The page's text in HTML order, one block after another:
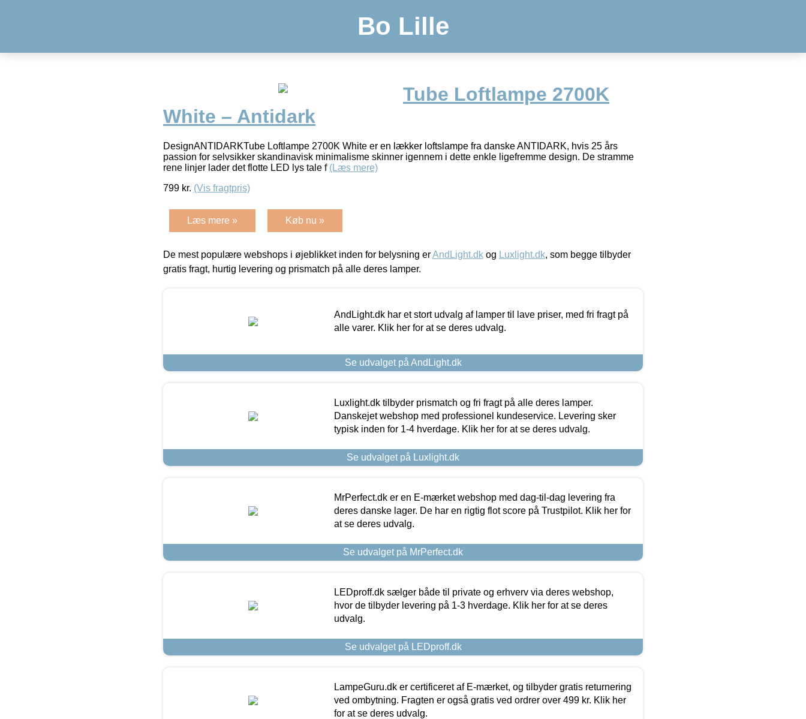
Bo Lille
Tube Loftlampe 2700K
White – Antidark
DesignANTIDARKTube Loftlampe 2700K White er en lækker loftslampe fra danske ANTIDARK, hvis 25 års
passion for selvsikker skandinavisk minimalisme skinner igennem i dette enkle ligefremme design. De stramme
rene linjer lader det flotte LED lys tale f (Læs mere)
799 kr. (Vis fragtpris)
Læs mere » Køb nu »
De mest populære webshops i øjeblikket inden for belysning erAndLight.dk og Luxlight.dk, som begge tilbyder
gratis fragt, hurtig levering og prismatch på alle deres lamper.
AndLight.dk har et stort udvalg af lamper til lave priser, med fri fragt på
alle varer. Klik her for at se deres udvalg.
Se udvalget på AndLight.dk
Luxlight.dk tilbyder prismatch og fri fragt på alle deres lamper.
Danskejet webshop med professionel kundeservice. Levering sker
typisk inden for 1-4 hverdage. Klik her for at se deres udvalg.
Se udvalget på Luxlight.dk
MrPerfect.dk er en E-mærket webshop med dag-til-dag levering fra
deres danske lager. De har en rigtig flot score på Trustpilot. Klik her for
at se deres udvalg.
Se udvalget på MrPerfect.dk
LEDproff.dk sælger både til private og erhverv via deres webshop,
hvor de tilbyder levering på 1-3 hverdage. Klik her for at se deres
udvalg.
Se udvalget på LEDproff.dk
LampeGuru.dk er certificeret af E-mærket, og tilbyder gratis returnering
ved ombytning. Fragten er også gratis ved ordrer over 499 kr. Klik her
for at se deres udvalg.